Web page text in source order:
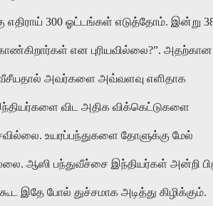
300 ஓட்டங்கள் எடுத்தோம். இன்று
என புரியவில்லை?”. அதற்கான
வீசீயதால் அவர்களை அவ்வளவு எளிதாக
விட அதிக விக்கெட்டுகளை
உயரப்பந்துகளை தோளுக்கு மேல்
ஆஸி பந்துவீச்சை இந்தியர்கள் அன்றி
இதே போல் துச்சமாக அடித்து கிழிக்கும்.